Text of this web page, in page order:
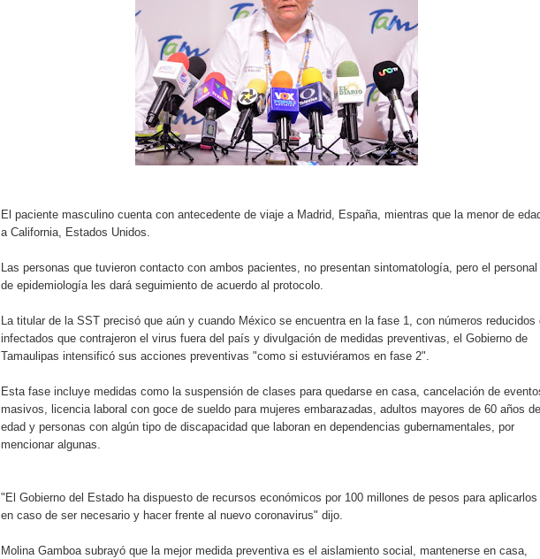
El paciente masculino cuenta con antecedente de viaje a Madrid, España, mientras que la menor de
a California, Estados Unidos.
Las personas que tuvieron contacto con ambos pacientes, no presentan sintomatología, pero el personal
de epidemiología les dará seguimiento de acuerdo al protocolo.
La titular de la SST precisó que aún y cuando México se encuentra en la fase 1, con números reducidos
infectados que contrajeron el virus fuera del país y divulgación de medidas preventivas, el Gobierno de
Tamaulipas intensificó sus acciones preventivas "como si estuviéramos en fase 2".
Esta fase incluye medidas como la suspensión de clases para quedarse en casa, cancelación de
masivos, licencia laboral con goce de sueldo para mujeres embarazadas, adultos mayores de 60 años de
edad y personas con algún tipo de discapacidad que laboran en dependencias gubernamentales, por
mencionar algunas.
"El Gobierno del Estado ha dispuesto de recursos económicos por 100 millones de pesos para aplicarlos
en caso de ser necesario y hacer frente al nuevo coronavirus" dijo.
Molina Gamboa subrayó que la mejor medida preventiva es el aislamiento social, mantenerse en casa,